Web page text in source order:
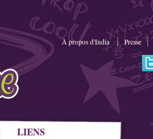
LIENS
À propos d'India Presse